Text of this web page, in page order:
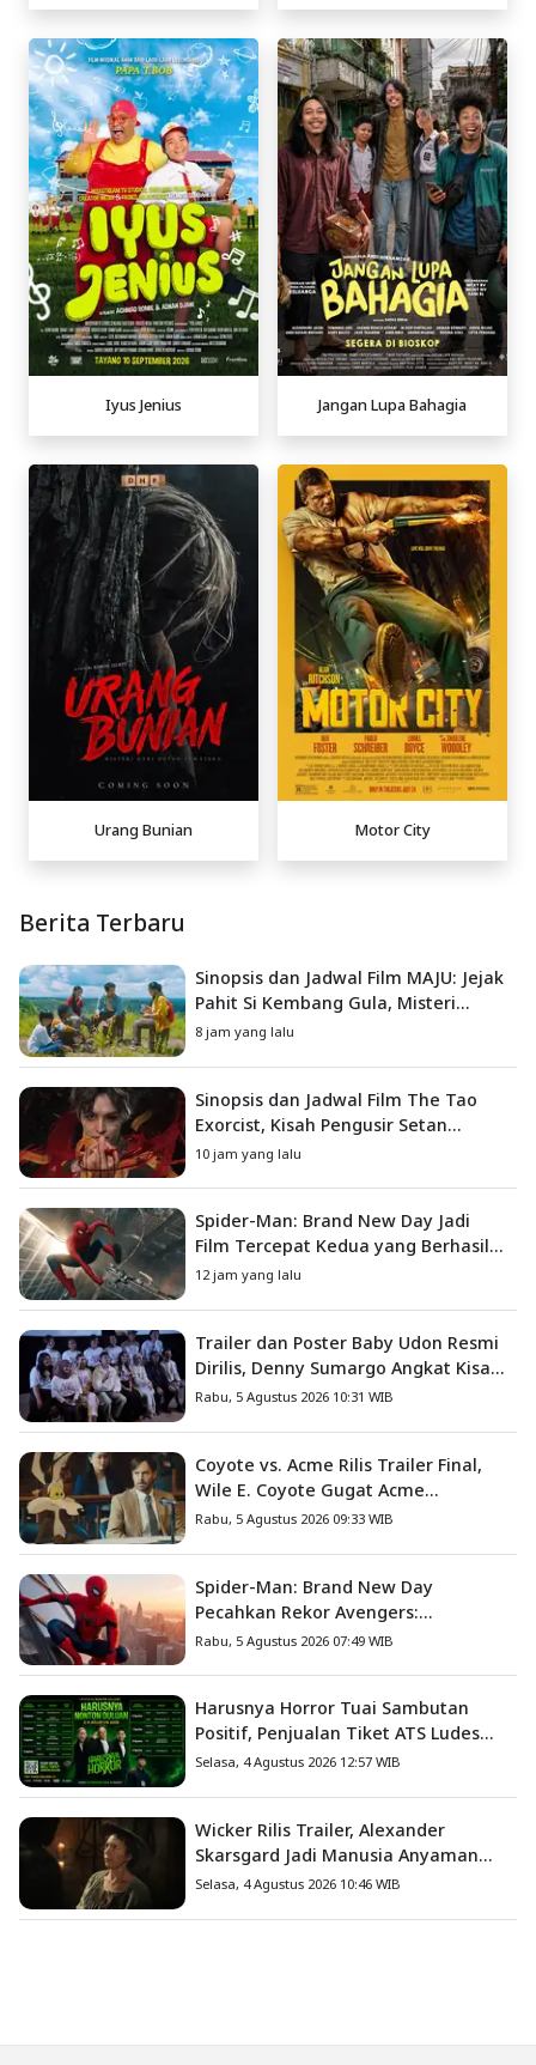
Iyus Jenius Jangan Lupa Bahagia
Urang Bunian Motor City
Berita Terbaru
Sinopsis dan Jadwal Film MAJU: Jejak
Pahit Si Kembang Gula, Misteri
Hilangnya Bagas di Lokasi Jambore
8 jam yang lalu
Sinopsis dan Jadwal Film The Tao
Exorcist, Kisah Pengusir Setan
Melawan Kutukan Mematikan
10 jam yang lalu
Spider-Man: Brand New Day Jadi
Film Tercepat Kedua yang Berhasil
Tembus US$1 Miliar
12 jam yang lalu
Trailer dan Poster Baby Udon Resmi
Dirilis, Denny Sumargo Angkat Kisah
Nyata Fanny Kondoh
Rabu, 5 Agustus 2026 10:31 WIB
Coyote vs. Acme Rilis Trailer Final,
Wile E. Coyote Gugat Acme
Corporation ke Pengadilan
Rabu, 5 Agustus 2026 09:33 WIB
Spider-Man: Brand New Day
Pecahkan Rekor Avengers:
Endgame, Cetak Debut Box Office
Rabu, 5 Agustus 2026 07:49 WIB
Harusnya Horror Tuai Sambutan
Positif, Penjualan Tiket ATS Ludes
Terjual
Selasa, 4 Agustus 2026 12:57 WIB
Wicker Rilis Trailer, Alexander
Skarsgard Jadi Manusia Anyaman
Jerami dalam Romansa Paling
Selasa, 4 Agustus 2026 10:46 WIB